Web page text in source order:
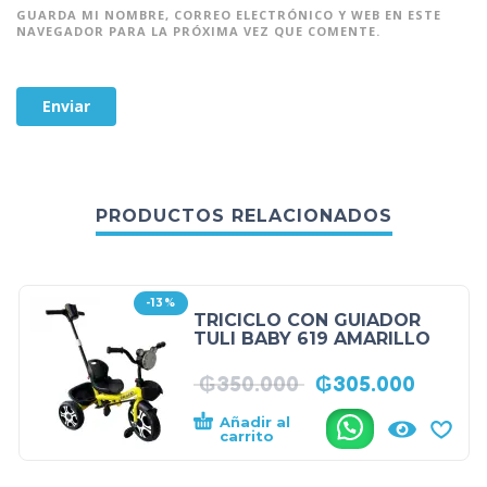
GUARDA MI NOMBRE, CORREO ELECTRÓNICO Y WEB EN ESTE
NAVEGADOR PARA LA PRÓXIMA VEZ QUE COMENTE.
PRODUCTOS RELACIONADOS
-13%
TRICICLO CON GUIADOR
TULI BABY 619 AMARILLO
₲350.000 ₲305.000
Añadir al
carrito
.